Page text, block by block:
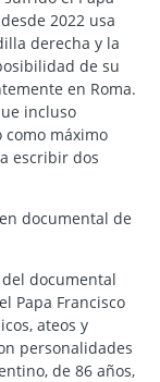
2022 usa
derecha y la
de su
en Roma.
incluso
como máximo
escribir dos
documental de
del documental
Papa Francisco
ateos y
personalidades
de 86 años,